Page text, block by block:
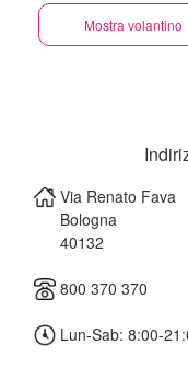
Mostra volantino
Via Renato Fava
Bologna
40132
800 370 370
Lun-Sab: 8:00-